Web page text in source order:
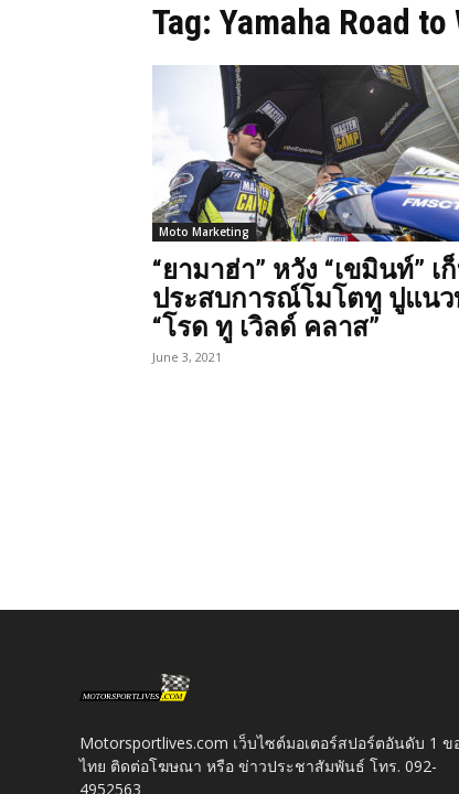
Tag: Yamaha Road
Moto Marketing
“ยามาฮ่า” หวัง “เขมินท์” เ
ประสบการณ์โมโตทู ปูแนว
“โรด ทู เวิลด์ คลาส”
June 3, 2021
Motorsportlives.com เว็บไซต์มอเตอร์สปอร์ตอันดับ 1 ข
ไทย ติดต่อโฆษณา หรือ ข่าวประชาสัมพันธ์ โทร. 092-
4952563